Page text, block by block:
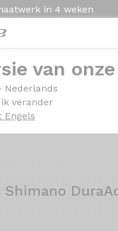
in 4 weken
van
Nederlands
verander
Engels
Aarzel niet om onze
Shimano